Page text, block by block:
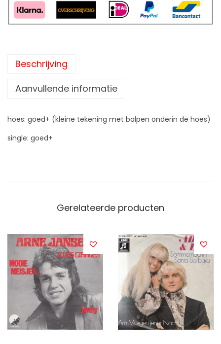
Beschrijving
Aanvullende informatie
hoes: goed+ (kleine tekening met balpen onderin de hoes)
single: goed+
Gerelateerde producten